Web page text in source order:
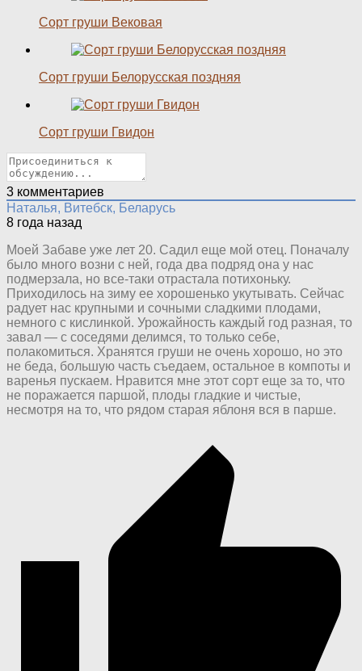
Сорт груши Вековая
Сорт груши Белорусская поздняя
Сорт груши Гвидон
3 комментариев
Наталья, Витебск, Беларусь
8 года назад
Моей Забаве уже лет 20. Садил еще мой отец. Поначалу
было много возни с ней, года два подряд она у нас
подмерзала, но все-таки отрастала потихоньку.
Приходилось на зиму ее хорошенько укутывать. Сейчас
радует нас крупными и сочными сладкими плодами,
немного с кислинкой. Урожайность каждый год разная, то
завал — с соседями делимся, то только себе,
полакомиться. Хранятся груши не очень хорошо, но это
не беда, большую часть съедаем, остальное в компоты и
варенья пускаем. Нравится мне этот сорт еще за то, что
не поражается паршой, плоды гладкие и чистые,
несмотря на то, что рядом старая яблоня вся в парше.